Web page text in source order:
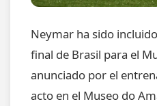
Neymar ha sido
final de Brasil para el
anunciado por el
acto en el Museo do